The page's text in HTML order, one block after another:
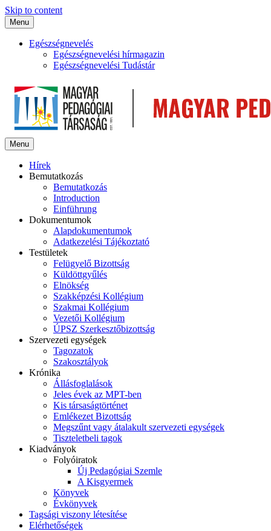
Skip to content
Menu
Egészségnevelés
Egészségnevelési hírmagazin
Egészségnevelési Tudástár
Menu
Hírek
Bemutatkozás
Bemutatkozás
Introduction
Einführung
Dokumentumok
Alapdokumentumok
Adatkezelési Tájékoztató
Testületek
Felügyelő Bizottság
Küldöttgyűlés
Elnökség
Szakképzési Kollégium
Szakmai Kollégium
Vezetői Kollégium
ÚPSZ Szerkesztőbizottság
Szervezeti egységek
Tagozatok
Szakosztályok
Krónika
Állásfoglalások
Jeles évek az MPT-ben
Kis társaságtörténet
Emlékezet Bizottság
Megszűnt vagy átalakult szervezeti egységek
Tiszteletbeli tagok
Kiadványok
Folyóiratok
Új Pedagógiai Szemle
A Kisgyermek
Könyvek
Évkönyvek
Tagsági viszony létesítése
Elérhetőségek